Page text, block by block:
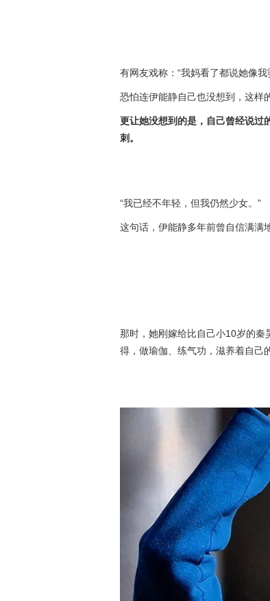
有网友戏称：“我妈看了都说她像
恐怕连伊能静自己也没想到，这样
更让她没想到的是，自己曾经说过
刺。
“我已经不年轻，但我仍然少女。”
这句话，伊能静多年前曾自信满满
那时，她刚嫁给比自己小10岁的
得，做瑜伽、练气功，滋养着自己